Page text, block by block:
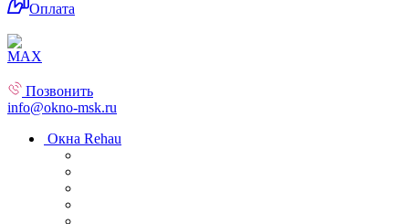
Оплата
Позвонить
info@okno-msk.ru
Окна Rehau